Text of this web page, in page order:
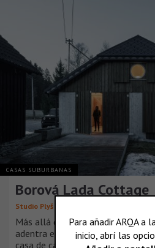
CASAS SUBURBANAS
Borová Lada Cottage
Studio Plyš
Más allá del pueblo, a lo largo
adentra en el majestuoso
casa de campo de finales del